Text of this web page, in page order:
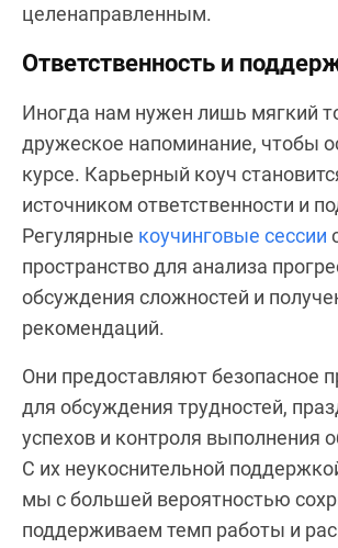
целенаправленным.
Ответственность и
Иногда нам нужен лишь мягкий
дружеское напоминание, чтобы
курсе. Карьерный коуч
источником ответственности и
Регулярные коучинговые сессии
пространство для анализа
обсуждения сложностей и
рекомендаций.
Они предоставляют безопасное
для обсуждения трудностей,
успехов и контроля выполнения
С их неукоснительной
мы с большей вероятностью
поддерживаем темп работы и